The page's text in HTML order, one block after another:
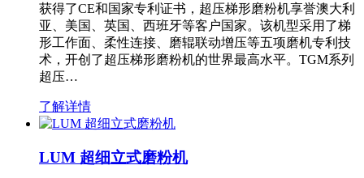
获得了CE和国家专利证书，超压梯形磨粉机享誉澳大利
亚、美国、英国、西班牙等客户国家。该机型采用了梯
形工作面、柔性连接、磨辊联动增压等五项磨机专利技
术，开创了超压梯形磨粉机的世界最高水平。TGM系列
超压…
了解详情
LUM 超细立式磨粉机